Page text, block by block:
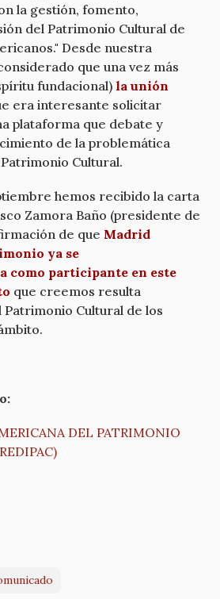
la gestión, fomento,
del Patrimonio Cultural de
Desde nuestra
que una vez más
fundacional) la unión
era interesante solicitar
plataforma que debate y
de la problemática
Cultural.
hemos recibido la carta
Zamora Baño (presidente de
de que Madrid
ya se
como participante en este
que creemos resulta
Cultural de los
DEL PATRIMONIO